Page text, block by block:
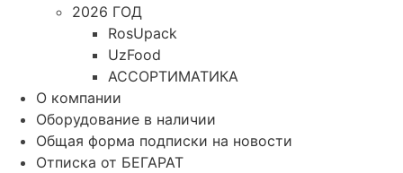
2026 ГОД
RosUpack
UzFood
АССОРТИМАТИКА
О компании
Оборудование в наличии
Общая форма подписки на новости
Отписка от БЕГАРАТ